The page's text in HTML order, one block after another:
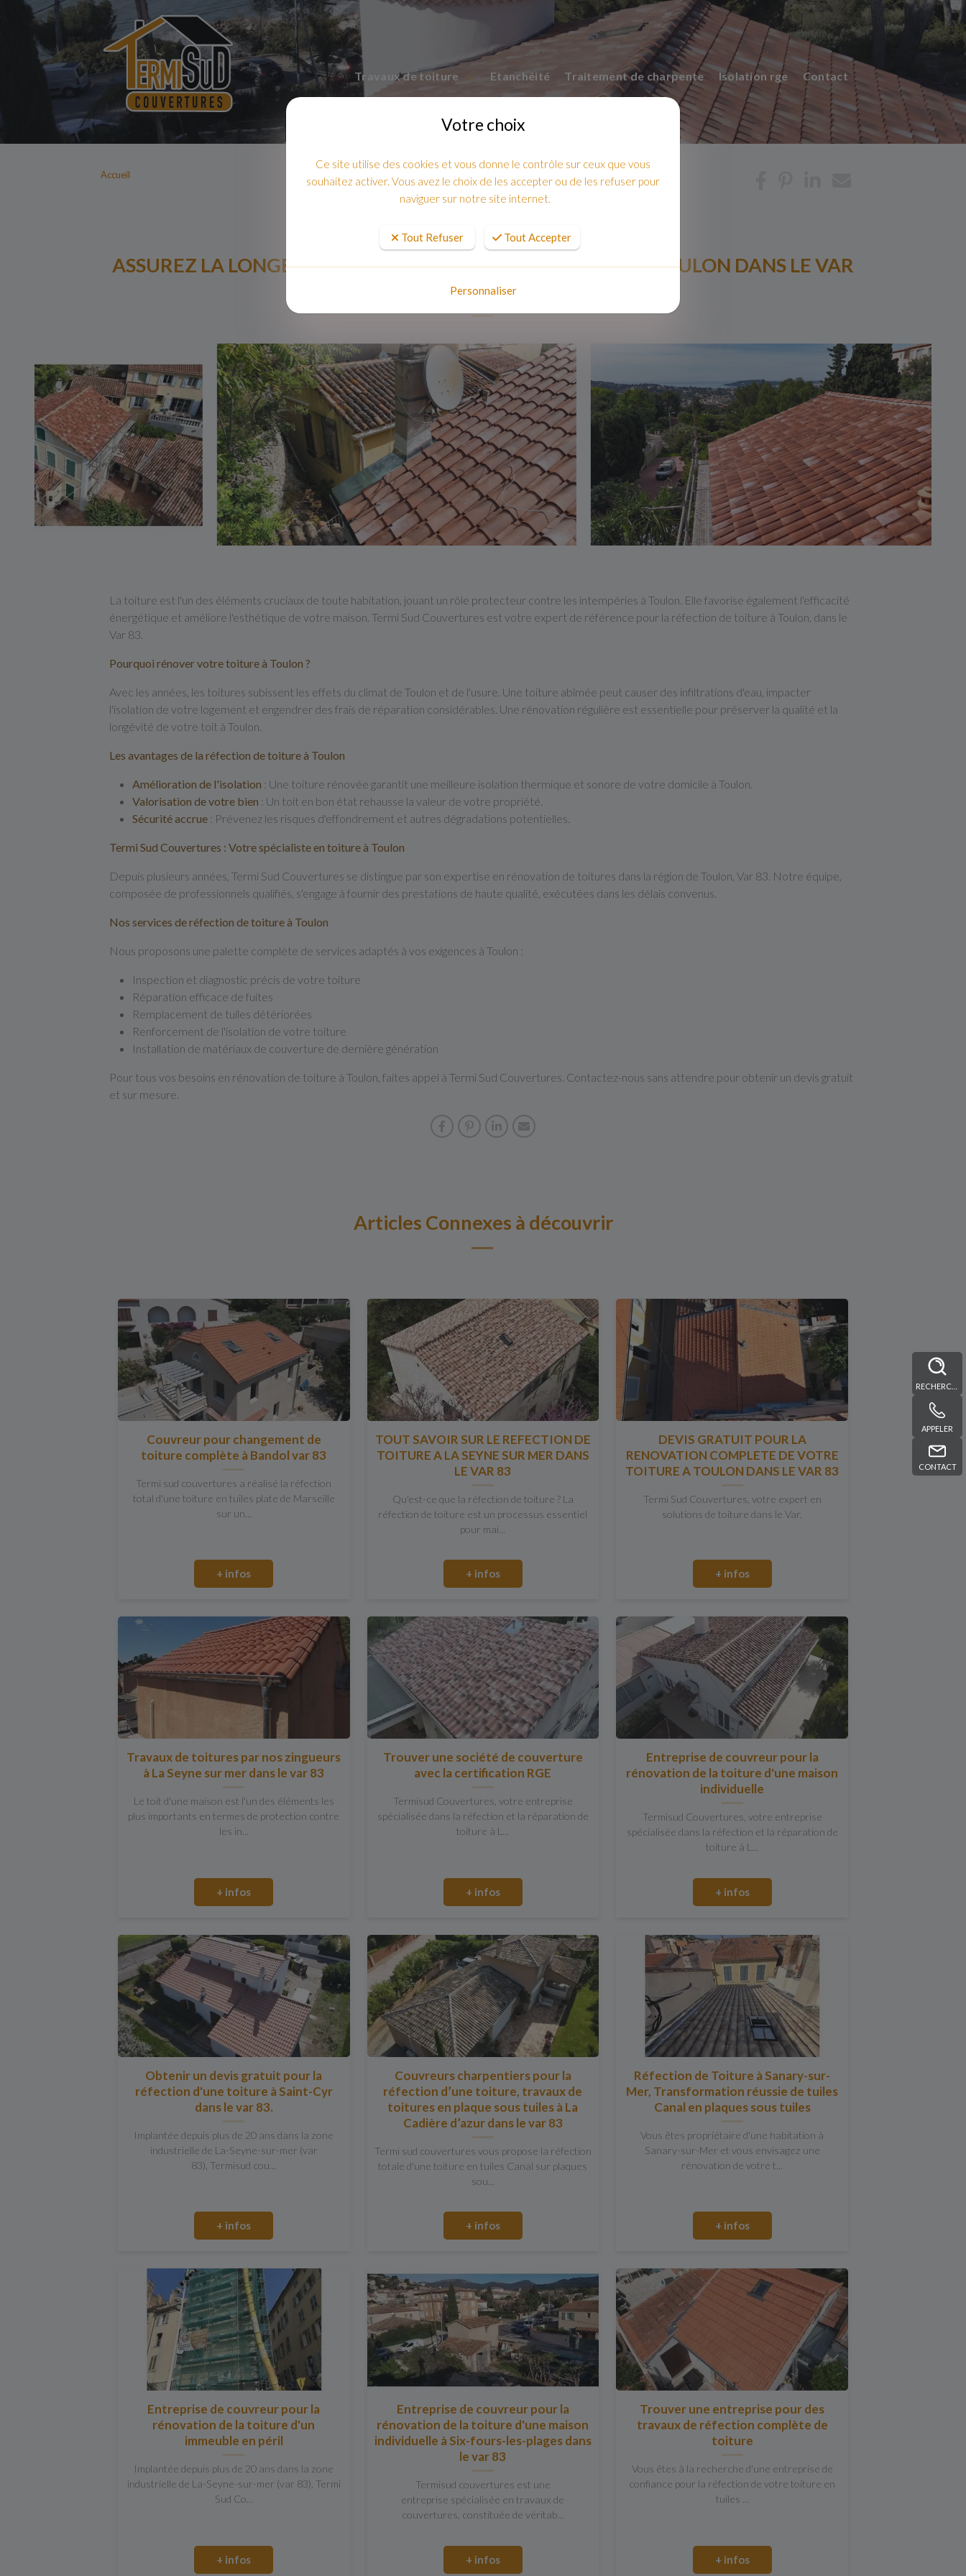
Travaux de toiture Etanchéité Traitement de charpente Isolation rge Contact
APPELER
CONTACT
Accueil
ASSUREZ LA LONGEVITE ET LA SECURITE DE VOTRE TOIT A TOULON DANS LE VAR
83
La toiture est l'un des éléments cruciaux de toute habitation, jouant un rôle protecteur contre les intempéries à Toulon. Elle favorise également l'efficacité
énergétique et améliore l'esthétique de votre maison. Termi Sud Couvertures est votre expert de référence pour la réfection de toiture à Toulon, dans le
Var 83.
Pourquoi rénover votre toiture à Toulon ?
Avec les années, les toitures subissent les effets du climat de Toulon et de l'usure. Une toiture abîmée peut causer des infiltrations d'eau, impacter
l'isolation de votre logement et engendrer des frais de réparation considérables. Une rénovation régulière est essentielle pour préserver la qualité et la
longévité de votre toit à Toulon.
Les avantages de la réfection de toiture à Toulon
Amélioration de l'isolation : Une toiture rénovée garantit une meilleure isolation thermique et sonore de votre domicile à Toulon.
Valorisation de votre bien : Un toit en bon état rehausse la valeur de votre propriété.
Sécurité accrue : Prévenez les risques d'effondrement et autres dégradations potentielles.
Termi Sud Couvertures : Votre spécialiste en toiture à Toulon
Depuis plusieurs années, Termi Sud Couvertures se distingue par son expertise en rénovation de toitures dans la région de Toulon, Var 83. Notre équipe,
composée de professionnels qualifiés, s'engage à fournir des prestations de haute qualité, exécutées dans les délais convenus.
Nos services de réfection de toiture à Toulon
Nous proposons une palette complète de services adaptés à vos exigences à Toulon :
Inspection et diagnostic précis de votre toiture
Réparation efficace de fuites
Remplacement de tuiles détériorées
Renforcement de l'isolation de votre toiture
Installation de matériaux de couverture de dernière génération
Pour tous vos besoins en rénovation de toiture à Toulon, faites appel à Termi Sud Couvertures. Contactez-nous sans attendre pour obtenir un devis gratuit
et sur mesure.
Articles Connexes à découvrir
Couvreur pour changement de
toiture complète à Bandol var 83
Termi sud couvertures a réalisé la réfection
total d'une toiture en tuiles plate de Marseille
sur un...
+ infos
TOUT SAVOIR SUR LE REFECTION DE
TOITURE A LA SEYNE SUR MER DANS
LE VAR 83
Qu'est-ce que la réfection de toiture ? La
réfection de toiture est un processus essentiel
pour mai...
+ infos
DEVIS GRATUIT POUR LA
RENOVATION COMPLETE DE VOTRE
TOITURE A TOULON DANS LE VAR 83
Termi Sud Couvertures, votre expert en
solutions de toiture dans le Var.
+ infos
Travaux de toitures par nos zingueurs
à La Seyne sur mer dans le var 83
Le toit d'une maison est l'un des éléments les
plus importants en termes de protection contre
les in...
+ infos
Trouver une société de couverture
avec la certification RGE
Termisud Couvertures, votre entreprise
spécialisée dans la réfection et la réparation de
toiture à L...
+ infos
Entreprise de couvreur pour la
rénovation de la toiture d'une maison
individuelle
Termisud Couvertures, votre entreprise
spécialisée dans la réfection et la réparation de
toiture à L...
+ infos
Obtenir un devis gratuit pour la
réfection d'une toiture à Saint-Cyr
dans le var 83.
Implantée depuis plus de 20 ans dans la zone
industrielle de La-Seyne-sur-mer (var
83), Termisud cou...
+ infos
Couvreurs charpentiers pour la
réfection d’une toiture, travaux de
toitures en plaque sous tuiles à La
Cadière d’azur dans le var 83
Termi sud couvertures vous propose la réfection
totale d'une toiture en tuiles Canal sur plaques
sou...
+ infos
Réfection de Toiture à Sanary-sur-
Mer, Transformation réussie de tuiles
Canal en plaques sous tuiles
Vous êtes propriétaire d'une habitation à
Sanary-sur-Mer et vous envisagez une
rénovation de votre t...
+ infos
Entreprise de couvreur pour la
rénovation de la toiture d'un
immeuble en péril
Implantée depuis plus de 20 ans dans la zone
industrielle de La-Seyne-sur-mer (var 83), Termi
Sud Co...
+ infos
Entreprise de couvreur pour la
rénovation de la toiture d'une maison
individuelle à Six-fours-les-plages dans
le var 83
Termisud couvertures est une
entreprise spécialisée en travaux de
couvertures, constituée de véritab...
+ infos
Trouver une entreprise pour des
travaux de réfection complète de
toiture
Vous êtes à la recherche d'une entreprise de
confiance pour la réfection de votre toiture en
tuiles ...
+ infos
Votre choix
Ce site utilise des cookies et vous donne le contrôle sur ceux que vous
souhaitez activer. Vous avez le choix de les accepter ou de les refuser pour
naviguer sur notre site internet.
Tout Refuser Tout Accepter
Personnaliser